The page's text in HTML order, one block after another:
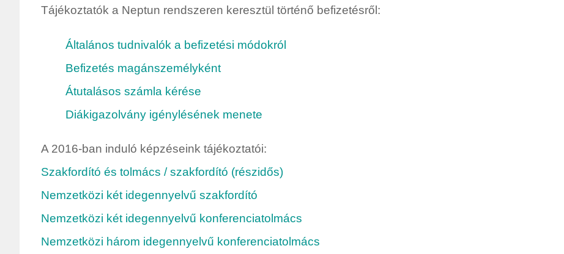
Tájékoztatók a Neptun rendszeren keresztül történő befizetésről:
Általános tudnivalók a befizetési módokról
Befizetés magánszemélyként
Átutalásos számla kérése
Diákigazolvány igénylésének menete
A 2016-ban induló képzéseink tájékoztatói:
Szakfordító és tolmács / szakfordító (részidős)
Nemzetközi két idegennyelvű szakfordító
Nemzetközi két idegennyelvű konferenciatolmács
Nemzetközi három idegennyelvű konferenciatolmács